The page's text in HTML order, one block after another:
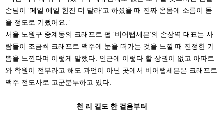
손님이 ‘페일 에일 한잔 더 달라’고 하셨을 때 진짜 온몸에 소름이 돋
을 정도로 기뻤어요.”
서울 노원구 중계동의 크래프트 펍 ‘비어탭세븐’의 손상역 대표는 사
람들이 조금씩 크래프트 맥주에 눈을 떠가는 것을 느낄 때 진정한 기
쁨을 느낀다며 이렇게 말했다. 인근에 이렇다 할 상권이 없고 아파트
와 학원이 전부라고 해도 과언이 아닌 곳에서 비어탭세븐은 크래프트
맥주 전도사로 고군분투하고 있다.
천 리 길도 한 걸음부터